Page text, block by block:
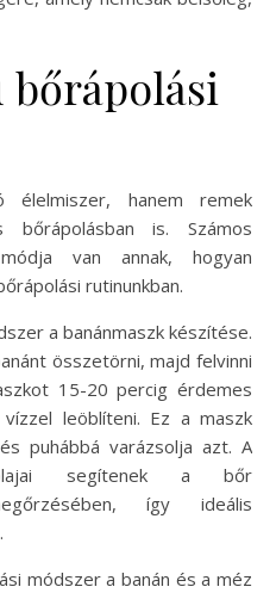
bőrápolási
élelmiszer, hanem remek
bőrápolásban is. Számos
van annak, hogyan
rutinunkban.
a banánmaszk készítése.
összetörni, majd felvinni
15-20 percig érdemes
leöblíteni. Ez a maszk
puhábbá varázsolja azt. A
segítenek a bőr
így ideális
módszer a banán és a méz